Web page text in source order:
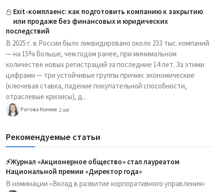
Exit-комплаенс: как подготовить компанию к закрытию
или продаже без финансовых и юридических
последствий
В 2025 г. в России было ликвидировано около 233 тыс. компаний
— на 15% больше, чем годом ранее, при минимальном
количестве новых регистраций за последние 14 лет. За этими
цифрами — три устойчивые группы причин: экономические
(ключевая ставка, падение покупательной способности,
отраслевые кризисы), д...
Рогова Ксения 2 авг
Рекомендуемые статьи
⚡️Журнал «Акционерное общество» стал лауреатом
Национальной премии «Директор года»
В номинации «Вклад в развитие корпоративного управления»